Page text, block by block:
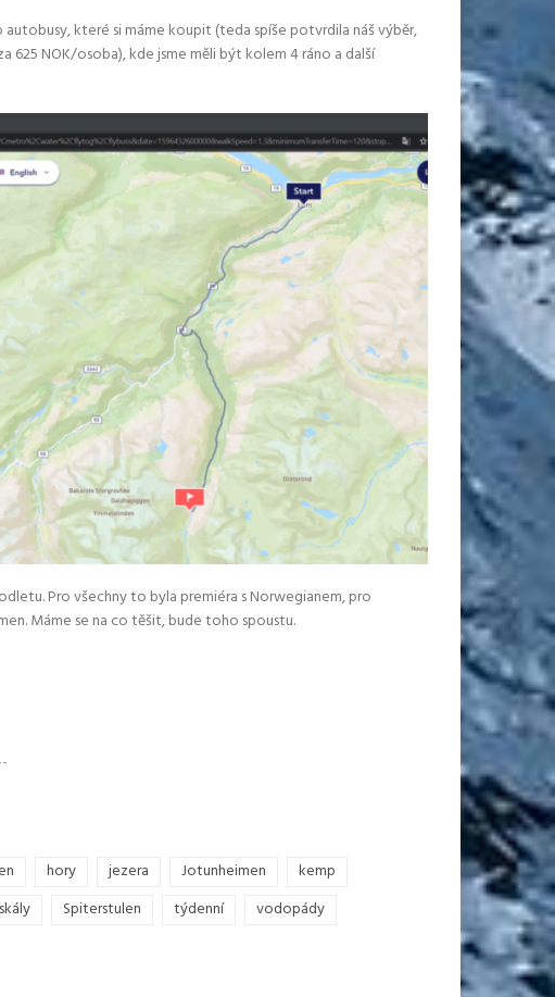
které si máme koupit (teda spíše potvrdila náš výběr,
625 NOK/osoba), kde jsme měli být kolem 4 ráno a další
Pro všechny to byla premiéra s Norwegianem, pro
Máme se na co těšit, bude toho spoustu.
hory jezera Jotunheimen
kemp
skály Spiterstulen týdenní
vodopády